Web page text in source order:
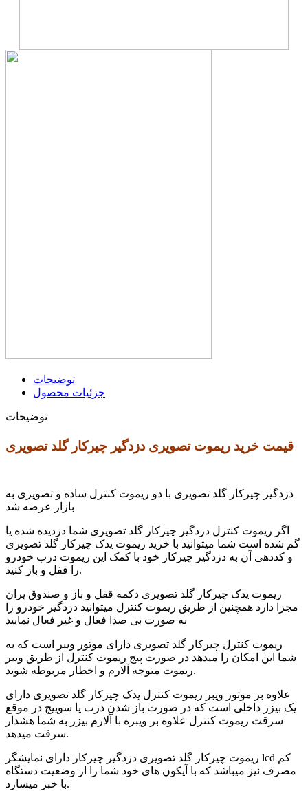
توضیحات
جزئیات محصول
توضیحات
قیمت خرید ریموت تصویری دزدگیر چیرکار گلد تصویری
دزدگیر چیرکار گلد تصویری با دو ریموت کنترل ساده و تصویری به
بازار عرضه شد
اگر ریموت کنترل دزدگیر چیرکار گلد تصویری شما دزدیده شده یا
گم شده است شما میتوانید با خرید ریموت یدک چیرکار گلد تصویری
و کددهی آن به دزدگیر چیرکار خود با کمک این ریموت درب خودرو
را قفل و باز کنید.
ریموت یدک چیرکار گلد تصویری دکمه قفل و باز و صندوق پران
مجزا دارد همچنین از طریق ریموت کنترل میتوانید دزدگیر خودرو را
به صورت بی صدا فعال و غیر فعال نمایید
ریموت کنترل چیرکار گلد تصویری دارای موتور ویبر است که به
شما این امکان را میدهد در صورت پیج ریموت کنترل از طریق ویبر
ریموت متوجه آلارم و اخطار مربوطه شوید.
علاوه بر موتور ویبر ریموت کنترل یدک چیرکار گلد تصویری دارای
یک بیزر داخلی است که در صورت باز شدن درب یا سوییچ در موقع
سرقت ریموت کنترل علاوه بر ویبره با آلارم بیزر به شما هشدار
سرقت میدهد.
ریموت چیرکار گلد تصویری دزدگیر چیرکار دارای نمایشگر lcd کم
مصرف نیز میباشد که با آیکون های خود شما را از وضعیت دستگاه
با خبر میسازد.